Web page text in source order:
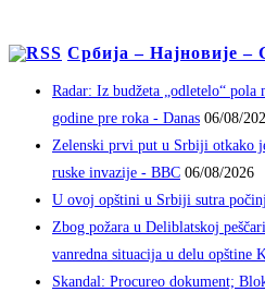
Србија – Најновије –
Radar: Iz budžeta „odletelo“
godine pre roka - Danas 06/08/
Zelenski prvi put u Srbiji otkako
ruske invazije - BBC 06/08/2026
U ovoj opštini u Srbiji sutra
Zbog požara u Deliblatskoj
vanredna situacija u delu opštine
Skandal: Procureo dokument;